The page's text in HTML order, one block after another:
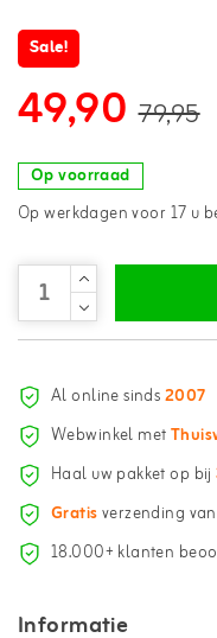
Sale!
49,90 79,95
Op voorraad
Op werkdagen voor 17 u
Al online sinds2007
Webwinkel met
Haal uw pakket op bij
Gratisverzending
18.000+ klanten
Informatie